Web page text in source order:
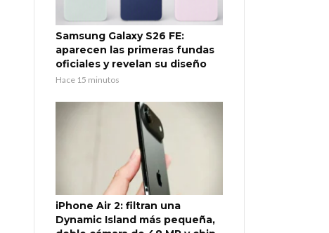
Samsung Galaxy S26 FE:
aparecen las primeras fundas
oficiales y revelan su diseño
Hace 15 minutos
iPhone Air 2: filtran una
Dynamic Island más pequeña,